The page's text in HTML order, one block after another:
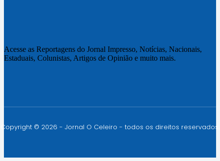
Acesse as Reportagens do Jornal Impresso, Notícias, Nacionais,
Estaduais, Colunistas, Artigos de Opinião e muito mais.
Copyright © 2026 - Jornal O Celeiro - todos os direitos reservados.